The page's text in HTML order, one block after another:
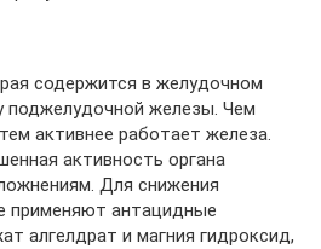
содержится в желудочном
поджелудочной железы. Чем
активнее работает железа.
активность органа
Для снижения
применяют антацидные
алгелдрат и магния гидроксид,